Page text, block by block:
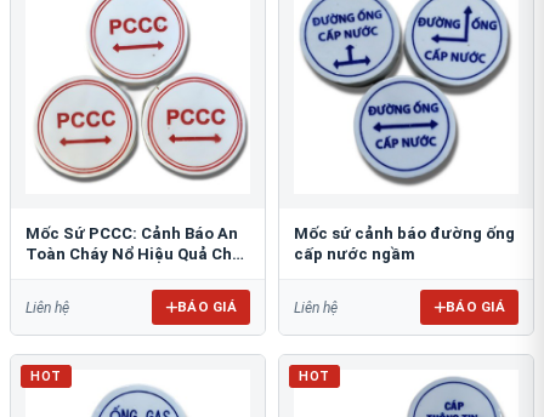
Mốc Sứ PCCC: Cảnh Báo An
Toàn Cháy Nổ Hiệu Quả Cho
Liên hệ BÁO GIÁ
Mốc sứ cảnh báo đường ống
cấp nước ngầm
Liên hệ BÁO GIÁ
HOT HOT